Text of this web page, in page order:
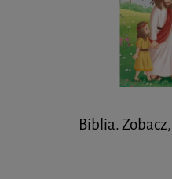
Biblia.